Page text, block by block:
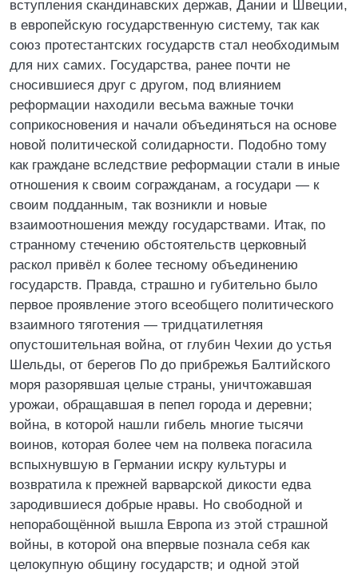
вступления скандинавских держав, Дании и Швеции,
в европейскую государственную систему, так как
союз протестантских государств стал необходимым
для них самих. Государства, ранее почти не
сносившиеся друг с другом, под влиянием
реформации находили весьма важные точки
соприкосновения и начали объединяться на основе
новой политической солидарности. Подобно тому
как граждане вследствие реформации стали в иные
отношения к своим согражданам, а государи — к
своим подданным, так возникли и новые
взаимоотношения между государствами. Итак, по
странному стечению обстоятельств церковный
раскол привёл к более тесному объединению
государств. Правда, страшно и губительно было
первое проявление этого всеобщего политического
взаимного тяготения — тридцатилетняя
опустошительная война, от глубин Чехии до устья
Шельды, от берегов По до прибрежья Балтийского
моря разорявшая целые страны, уничтожавшая
урожаи, обращавшая в пепел города и деревни;
война, в которой нашли гибель многие тысячи
воинов, которая более чем на полвека погасила
вспыхнувшую в Германии искру культуры и
возвратила к прежней варварской дикости едва
зародившиеся добрые нравы. Но свободной и
непорабощённой вышла Европа из этой страшной
войны, в которой она впервые познала себя как
целокупную общину государств; и одной этой